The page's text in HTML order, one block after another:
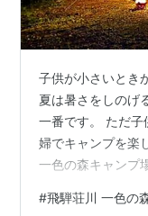
子供が小さいとき
夏は暑さをしのげ
一番です。 ただ
婦でキャンプを楽
一色の森キャンプ
荘川水車に行こう
#飛騨荘川 一色の